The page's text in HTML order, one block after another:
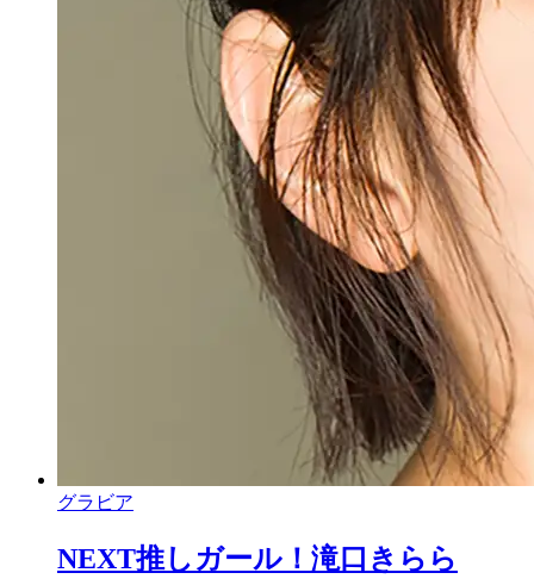
グラビア
NEXT推しガール！滝口きらら